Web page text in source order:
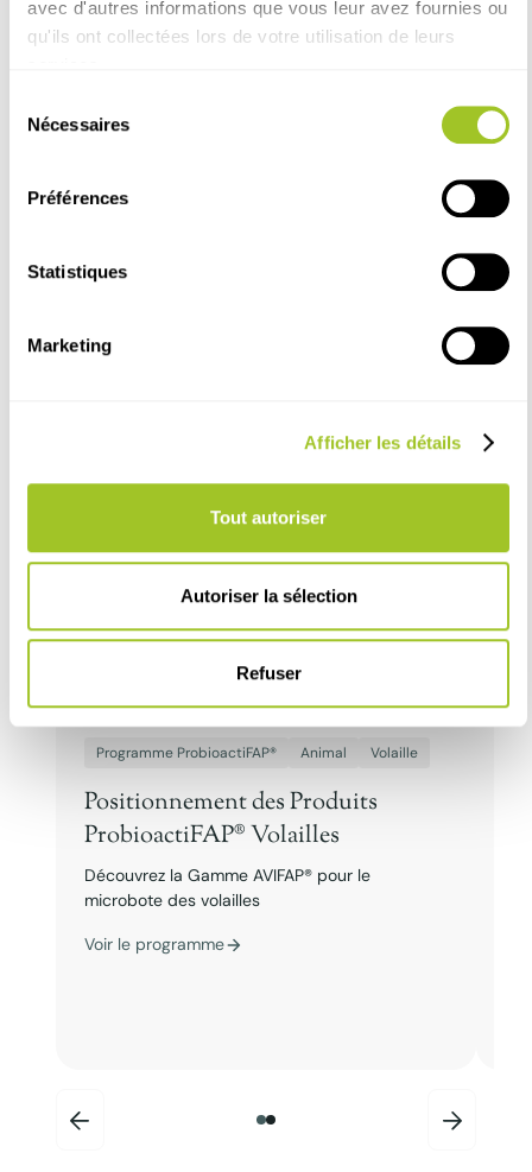
avec d'autres informations que vous leur avez fournies ou
qu'ils ont collectées lors de votre utilisation de leurs
Nécessaires
Préférences
Statistiques
Marketing
Afficher les détails
Tout autoriser
Autoriser la sélection
Refuser
Nos programmes
Nos solutions ProbioactiFAP® ont été conçues
pour aider à l’implantation du microbiote dès la
gérer les dysfonctionnements durant les phases
prévention et traitement pour une utilisation
Programme ProbioactiFAP® Animal Volaille
Positionnement des Produits
ProbioactiFAP® Volailles
Découvrez la Gamme AVIFAP® pour le
microbote des volailles
Voir le programme